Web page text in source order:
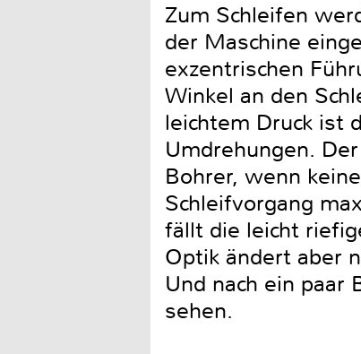
Zum Schleifen
der Maschine
exzentrischen
Winkel an den
leichtem Druck ist
Umdrehungen.
Bohrer, wenn
Schleifvorgang
fällt die leicht
Optik ändert aber
Und nach ein paar
sehen.